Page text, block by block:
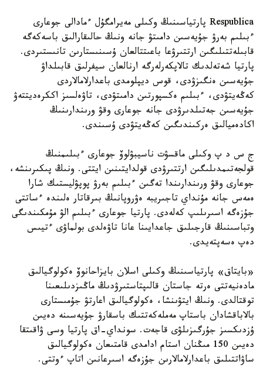
Respublica پارتياسىنىڭ وكىلى مەيرامگۇل ءمادالى جوعارى
ءبىلىم بەرۋ جۇيەسىن دامىتۋ جانە ونىڭ حالىقارالىق باسەكەگە
قابىلەتتىلىگىن ارتتىرۋعا باعىتتالعان ۇسىنىستارىن تانىستىردى.
پارتيا شەتەلدىك تالاپكەرلەرگە ارنالعان سيفرلىق قابىلداۋ
جۇيەسىن ەنگىزۋدى، قوس ديپلومدى باعدارلامالاردى
كەڭەيتۋدى، ءبىلىم ەكسپورتىن دامىتۋدى، تاۋەلسىز اككرەديتتەۋ
جۇيەسىن جەتىلدىرۋدى جانە جوعارى وقۋ ورىندارىنىڭ
اكادەميالىق ەركىندىگىن كەڭەيتۋدى ۇسىندى.
ج س د پ وكىلى ماقسۋت ناسيبۋلوۆ جوعارى ءبىلىمنىڭ
قولجەتىمدىلىگىن ارتتىرۋدى قولدايتىنىن ايتتى. ونىڭ پىكىرىنشە،
جوعارى وقۋ ورىندارىندا تەگىن ءبىلىم بەرۋ پوپۋليستىك شارا
ەمەس جانە مۇنداي تاجىريبە ەۋروپانىڭ بىرقاتار ەلىندە ءساتتى
جۇزەگە اسىرىلىپ كەلەدى. پارتيا جوعارى ءبىلىم الۋ مۇمكىندىگى
وتباسىنىڭ قارجىلىق جاعدايىنا عانا تاۋەلدى بولماۋى ءتيىس
دەپ ەسەپتەيدى.
«بايتاق» پارتياسىنىڭ وكىلى اسلان بايزاحانوۆ ەكولوگيالىق
مادەنيەتتى ەرتە جاستان قالىپتاستىرۋدىڭ ماڭىزدىلىعىنا
توقتالدى. ونىڭ ايتۋىنشا، ەكولوگيالىق اعارتۋ جۇمىستارى
بالاباقشادان باستاپ مەملەكەتتىك باسقارۋ جۇيەسىنە دەيىن
ۇزدىكسىز جۇرگىزىلۋى قاجەت. سونداي-اق پارتيا وسى ۋاقىتقا
دەيىن 150 مىڭنان استام ادامدى قامتىعان ەكولوگيالىق
ساۋاتتىلىق باعدارلامالارىن جۇزەگە اسىرعانىن اتاپ ءوتتى.